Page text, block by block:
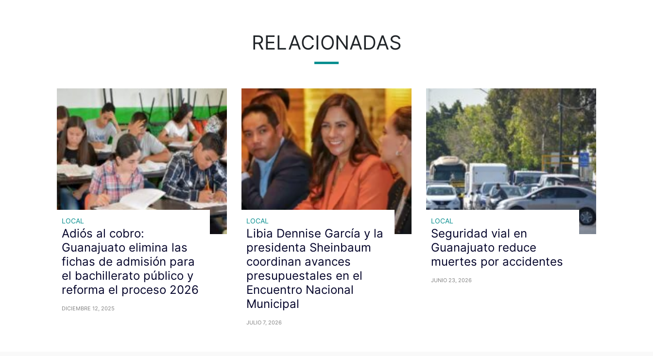
RELACIONADAS
LOCAL
Adiós al cobro:
Guanajuato elimina las
fichas de admisión para
el bachillerato público y
reforma el proceso 2026
DICIEMBRE 12, 2025
LOCAL
Libia Dennise García y la
presidenta Sheinbaum
coordinan avances
presupuestales en el
Encuentro Nacional
Municipal
JULIO 7, 2026
LOCAL
Seguridad vial en
Guanajuato reduce
muertes por accidentes
JUNIO 23, 2026